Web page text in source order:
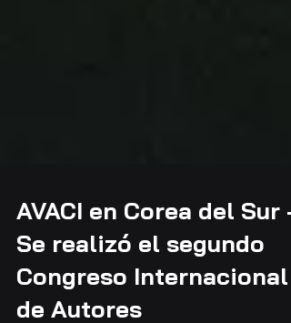
AVACI en Corea del Sur -
Se realizó el segundo